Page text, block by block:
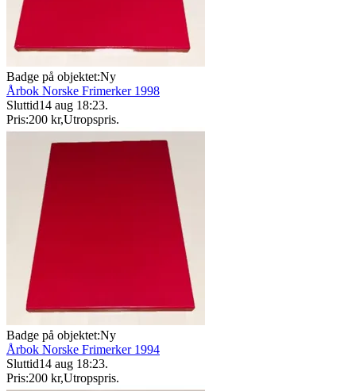
Badge på objektet:Ny
Årbok Norske Frimerker 1998
Sluttid14 aug 18:23.
Pris:200 kr,Utropspris.
Badge på objektet:Ny
Årbok Norske Frimerker 1994
Sluttid14 aug 18:23.
Pris:200 kr,Utropspris.